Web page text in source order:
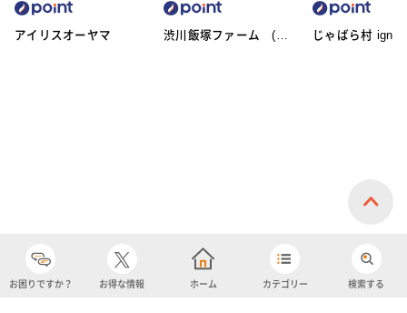
アイリスオーヤマ
渋川飯塚ファーム (ア
じゃばら村
お困りですか？ お得な情報 ホーム カテゴリー 検索する